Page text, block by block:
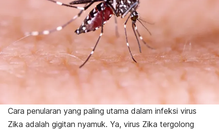
Cara penularan yang paling utama dalam infeksi virus
Zika adalah gigitan nyamuk. Ya, virus Zika tergolong